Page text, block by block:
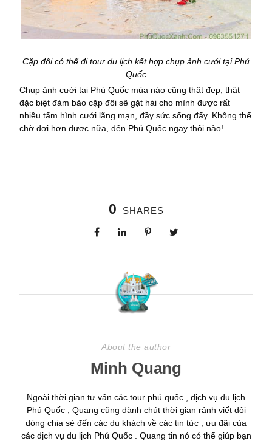
Cặp đôi có thể đi tour du lịch kết hợp chụp ảnh cưới tại Phú
Quốc
Chụp ảnh cưới tại Phú Quốc mùa nào cũng thật đẹp, thật
đặc biệt đảm bảo cặp đôi sẽ gặt hái cho mình được rất
nhiều tấm hình cưới lãng mạn, đầy sức sống đấy. Không thể
chờ đợi hơn được nữa, đến Phú Quốc ngay thôi nào!
0 SHARES
About the author
Minh Quang
Ngoài thời gian tư vấn các tour phú quốc , dịch vụ du lịch
Phú Quốc , Quang cũng dành chút thời gian rảnh viết đôi
dòng chia sẻ đến các du khách về các tin tức , ưu đãi của
các dịch vụ du lịch Phú Quốc . Quang tin nó có thể giúp bạn